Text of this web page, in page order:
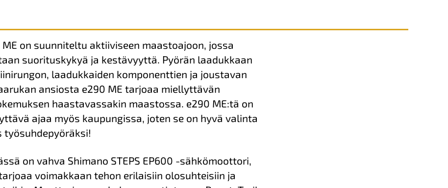
ME on suunniteltu aktiiviseen maastoajoon, jossa
suorituskykyä ja kestävyyttä. Pyörän laadukkaan
laadukkaiden komponenttien ja joustavan
ansiosta e290 ME tarjoaa miellyttävän
haastavassakin maastossa. e290 ME:tä on
ajaa myös kaupungissa, joten se on hyvä valinta
työsuhdepyöräksi!
on vahva Shimano STEPS EP600 -sähkömoottori,
voimakkaan tehon erilaisiin olosuhteisiin ja